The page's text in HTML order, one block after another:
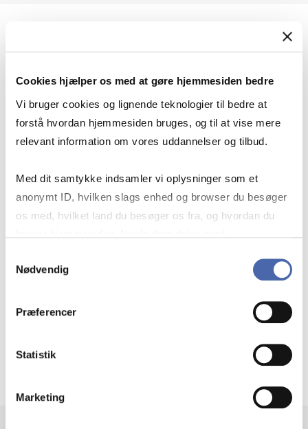
Cookies hjælper os med at gøre hjemmesiden bedre
Vi bruger cookies og lignende teknologier til bedre at
forstå hvordan hjemmesiden bruges, og til at vise mere
relevant information om vores uddannelser og tilbud.
Med dit samtykke indsamler vi oplysninger som et
anonymt ID, hvilken slags enhed og browser du besøger
os med, hvilket land du besøger os fra, og hvordan du
markedsføring. Du bestemmer selv - og kan altid trække
Nødvendig
Præferencer
Statistik
Marketing
Geopolitik og businesssikkerhed
navigerer man som virksomhed?
Krigen i Ukraine